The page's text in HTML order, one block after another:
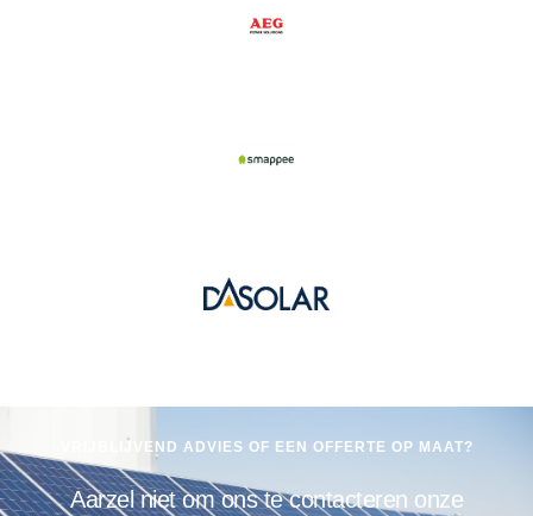
VRIJBLIJVEND ADVIES OF EEN OFFERTE OP MAAT?
Aarzel niet om ons te contacteren onze